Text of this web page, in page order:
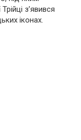
з’явився
іконах.